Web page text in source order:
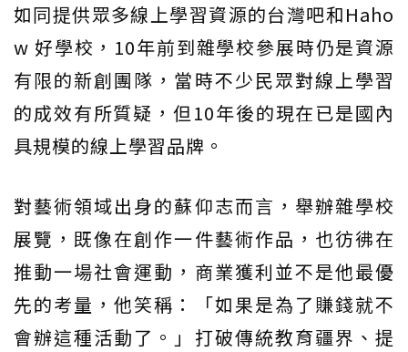
如同提供眾多線上學習資源的台灣吧和Haho
w 好學校，10年前到雜學校參展時仍是資源
有限的新創團隊，當時不少民眾對線上學習
的成效有所質疑，但10年後的現在已是國內
具規模的線上學習品牌。
對藝術領域出身的蘇仰志而言，舉辦雜學校
展覽，既像在創作一件藝術作品，也彷彿在
推動一場社會運動，商業獲利並不是他最優
先的考量，他笑稱：「如果是為了賺錢就不
會辦這種活動了。」打破傳統教育疆界、提